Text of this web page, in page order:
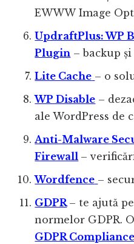
EWWW Image
UpdraftPlus: WP
Plugin – backup
Lite Cache – o
WP Disable –
ale WordPress de
Anti-Malware
Firewall –
Wordfence –
GDPR – te ajută
normelor GDPR.
GDPR Compliance